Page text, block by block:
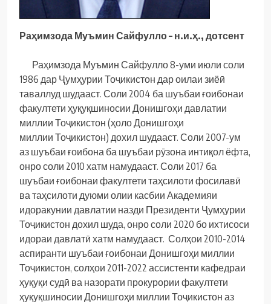
Раҳимзода Муъмин Сайфулло – н.и.ҳ., дотсент
Раҳимзода Муъмин Сайфулло 8-уми июли соли
1986 дар Ҷумҳурии Тоҷикистон дар оилаи зиёӣ
таваллуд шудааст. Соли 2004 ба шуъбаи ғоибонаи
факултети ҳуқуқшиносии Донишгоҳи давлатии
миллии Тоҷикистон (ҳоло Донишгоҳи
миллии Тоҷикистон) дохил шудааст. Соли 2007-ум
аз шуъбаи ғоибона ба шуъбаи рӯзона интиқол ёфта,
онро соли 2010 хатм намудааст. Соли 2017 ба
шуъбаи ғоибонаи факултети таҳсилоти фосилавӣ
ва таҳсилоти дуюми олии касбии Академияи
идоракунии давлатии назди Президенти Ҷумҳурии
Тоҷикистон дохил шуда, онро соли 2020 бо ихтисоси
идораи давлатӣ хатм намудааст. Солҳои 2010-2014
аспиранти шуъбаи ғоибонаи Донишгоҳи миллии
Тоҷикистон, солҳои 2011-2022 ассистенти кафедраи
ҳуқуқи судӣ ва назорати прокурории факултети
ҳуқуқшиносии Донишгоҳи миллии Тоҷикистон аз